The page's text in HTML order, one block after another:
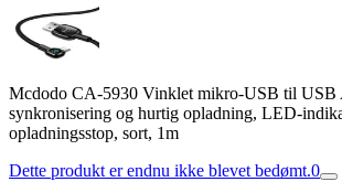
Mcdodo CA-5930 Vinklet mikro-USB til USB
synkronisering og hurtig opladning, LED-
opladningsstop, sort, 1m
Dette produkt er endnu ikke blevet bedømt.0